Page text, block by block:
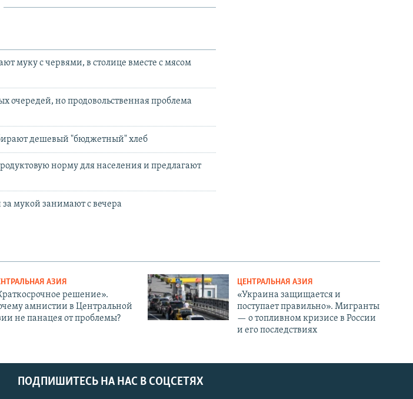
муку с червями, в столице вместе с мясом
очередей, но продовольственная проблема
дешевый "бюджетный" хлеб
норму для населения и предлагают
мукой занимают с вечера
АЗИЯ
решение».
амнистии в Центральной
не панацея от проблемы?
ЦЕНТРАЛЬНАЯ АЗИЯ
«Украина защищается и
поступает правильно». Мигранты
— о топливном кризисе в России
и его последствиях
ПОДПИШИТЕСЬ НА НАС В СОЦСЕТЯХ